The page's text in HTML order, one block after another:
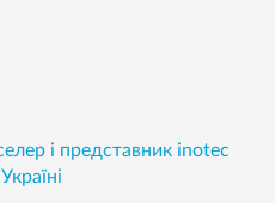
і представник inotec